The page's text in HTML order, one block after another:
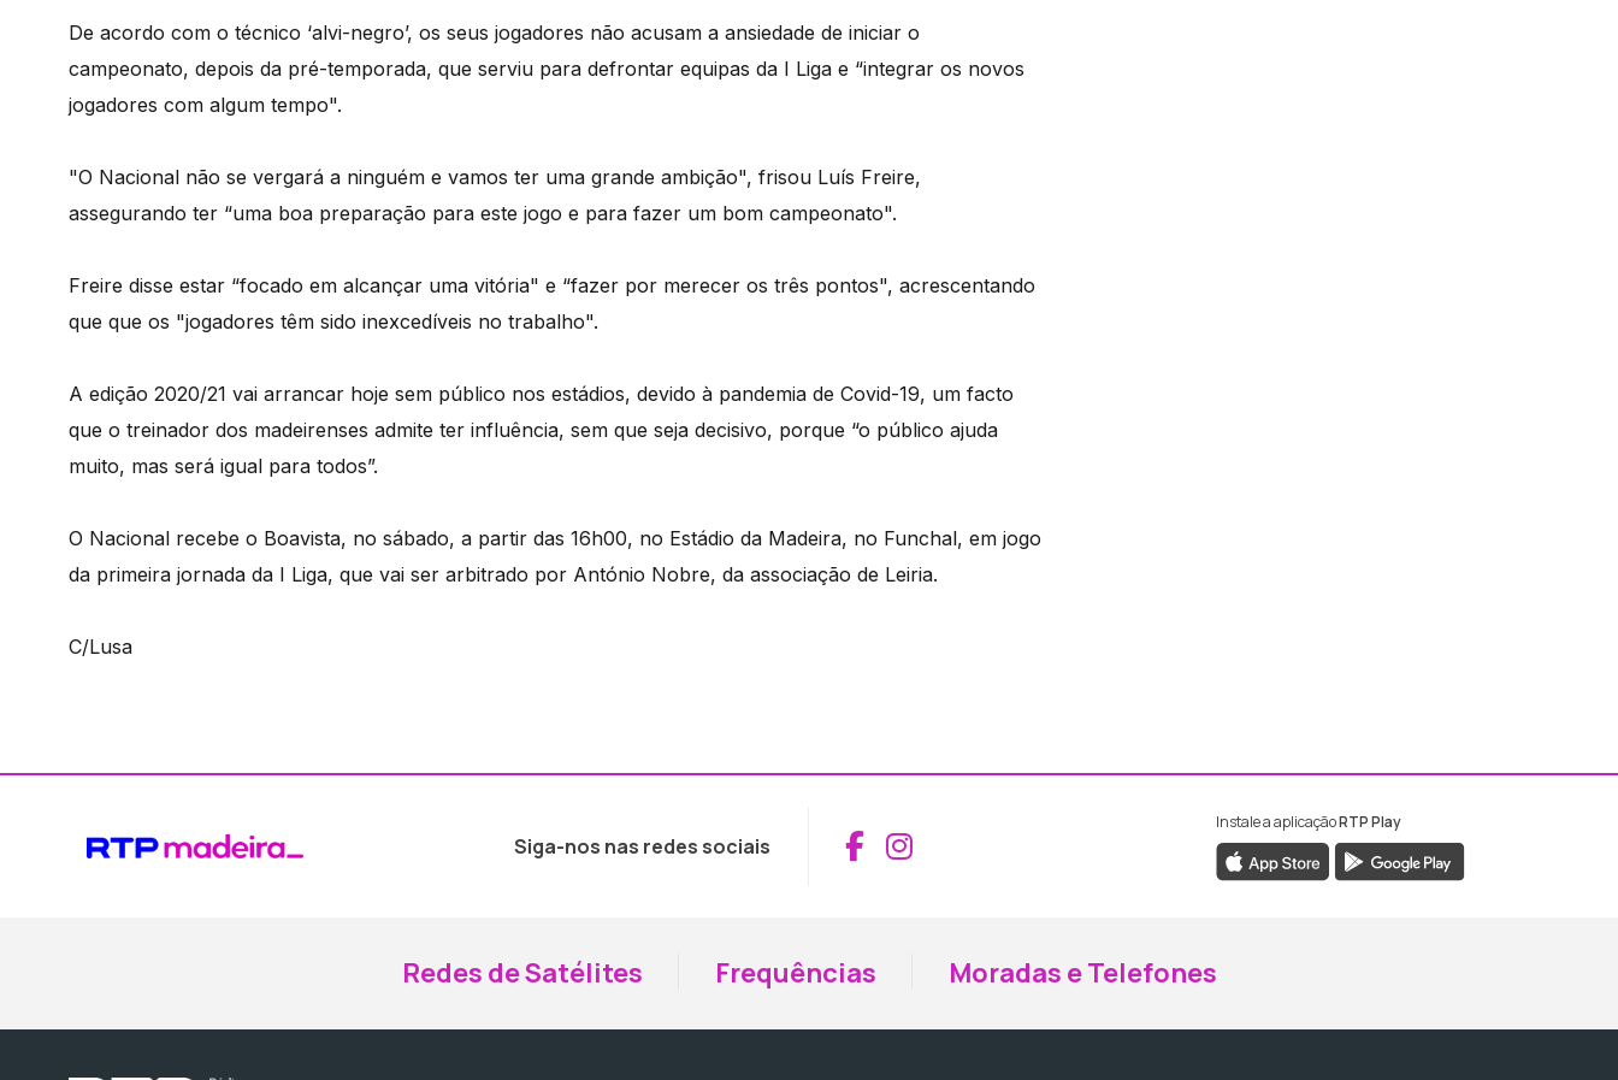
De acordo com o técnico ‘alvi-negro’, os seus jogadores não acusam a ansiedade de iniciar o
campeonato, depois da pré-temporada, que serviu para defrontar equipas da I Liga e “integrar os novos
jogadores com algum tempo".
"O Nacional não se vergará a ninguém e vamos ter uma grande ambição", frisou Luís Freire,
assegurando ter “uma boa preparação para este jogo e para fazer um bom campeonato".
Freire disse estar “focado em alcançar uma vitória" e “fazer por merecer os três pontos", acrescentando
que que os "jogadores têm sido inexcedíveis no trabalho".
A edição 2020/21 vai arrancar hoje sem público nos estádios, devido à pandemia de Covid-19, um facto
que o treinador dos madeirenses admite ter influência, sem que seja decisivo, porque “o público ajuda
muito, mas será igual para todos”.
O Nacional recebe o Boavista, no sábado, a partir das 16h00, no Estádio da Madeira, no Funchal, em jogo
da primeira jornada da I Liga, que vai ser arbitrado por António Nobre, da associação de Leiria.
C/Lusa
Siga-nos nas redes sociais Aceder ao Facebook da RTP Madeira
Aceder ao Instagram da RTP Madeira
Instale a aplicaçãoRTP Play
Redes de Satélites Frequências Moradas e Telefones